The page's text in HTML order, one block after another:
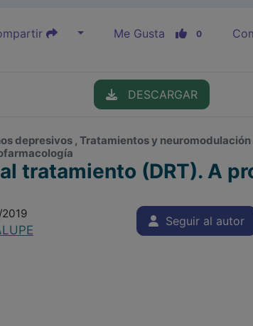
Me Gusta 0
DESCARGAR
depresivos , Tratamientos y
tratamiento (DRT). A
Seguir al autor